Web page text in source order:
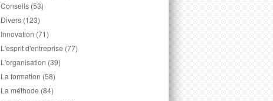
Conseils (53)
Divers (123)
Innovation (71)
L'esprit d'entreprise (77)
L'organisation (39)
La formation (58)
La méthode (84)